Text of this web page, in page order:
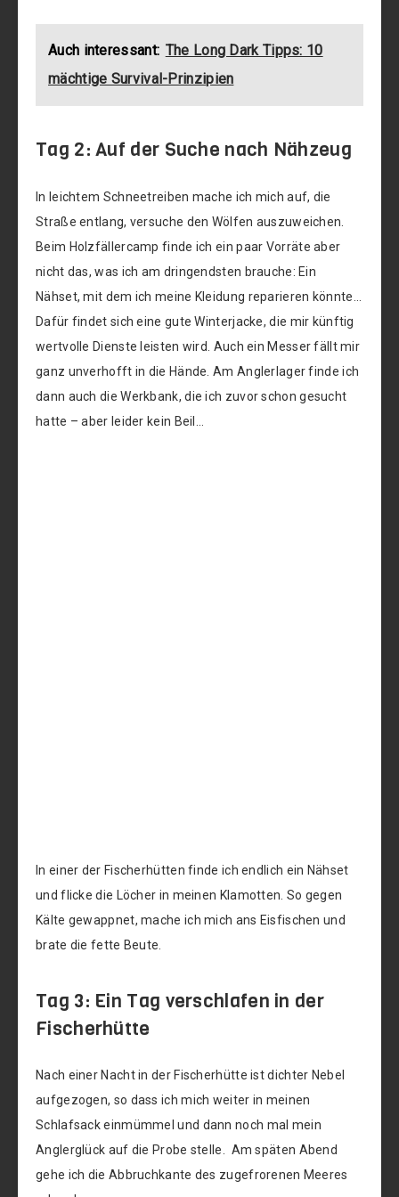
Auch interessant: The Long Dark Tipps: 10
mächtige Survival-Prinzipien
Tag 2: Auf der Suche nach Nähzeug
In leichtem Schneetreiben mache ich mich auf, die
Straße entlang, versuche den Wölfen auszuweichen.
Beim Holzfällercamp finde ich ein paar Vorräte aber
nicht das, was ich am dringendsten brauche: Ein
Nähset, mit dem ich meine Kleidung reparieren könnte…
Dafür findet sich eine gute Winterjacke, die mir künftig
wertvolle Dienste leisten wird. Auch ein Messer fällt mir
ganz unverhofft in die Hände. Am Anglerlager finde ich
dann auch die Werkbank, die ich zuvor schon gesucht
hatte – aber leider kein Beil…
In einer der Fischerhütten finde ich endlich ein Nähset
und flicke die Löcher in meinen Klamotten. So gegen
Kälte gewappnet, mache ich mich ans Eisfischen und
brate die fette Beute.
Tag 3: Ein Tag verschlafen in der
Fischerhütte
Nach einer Nacht in der Fischerhütte ist dichter Nebel
aufgezogen, so dass ich mich weiter in meinen
Schlafsack einmümmel und dann noch mal mein
Anglerglück auf die Probe stelle. Am späten Abend
gehe ich die Abbruchkante des zugefrorenen Meeres